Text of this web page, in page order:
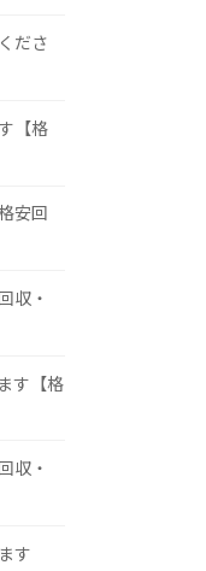
ださ
【格
安回
収・
す【格
収・
す